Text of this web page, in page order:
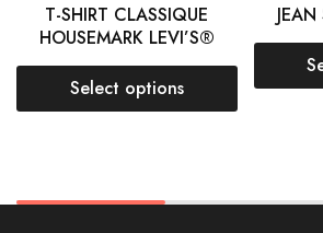
T-SHIRT CLASSIQUE
HOUSEMARK LEVI’S®
Select options